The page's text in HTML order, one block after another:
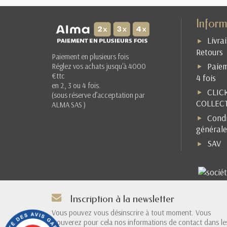
Paiement en plusieurs fois
Réglez vos achats jusqu'à 4000
€ttc
en 2, 3 ou 4 fois.
(sous réserve d’acceptation par
ALMA SAS )
Retours
4 fois
SAV
Inscription à la newsletter
Vous pouvez vous désinscrire à tout moment. Vous
trouverez pour cela nos informations de contact dans